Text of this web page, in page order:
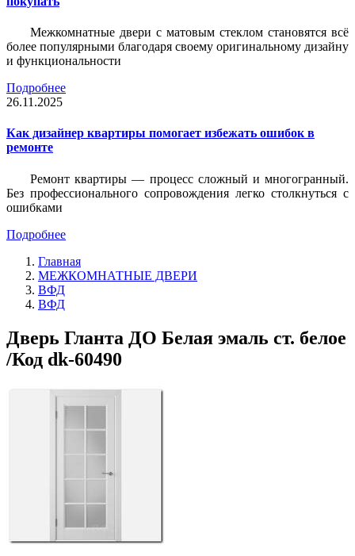
Межкомнатные двери с матовым стеклом становятся всё
более популярными благодаря своему оригинальному дизайну
и функциональности
Подробнее
26.11.2025
Как дизайнер квартиры помогает избежать ошибок в
ремонте
Ремонт квартиры — процесс сложный и многогранный.
Без профессионального сопровождения легко столкнуться с
ошибками
Подробнее
Главная
МЕЖКОМНАТНЫЕ ДВЕРИ
ВФД
ВФД
Дверь Гланта ДO Белая эмаль ст. белое
/Код dk-60490